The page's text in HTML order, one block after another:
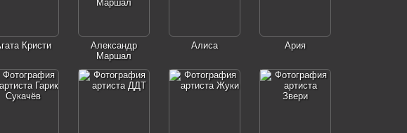
Кристи
Александр
Маршал
Алиса Ария